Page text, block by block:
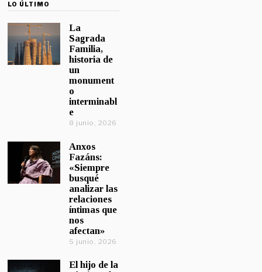
LO ÚLTIMO
La
Sagrada
Familia,
historia de
un
monument
o
interminabl
e
8 junio, 2026
Anxos
Fazáns:
«Siempre
busqué
analizar las
relaciones
íntimas que
nos
afectan»
5 junio, 2026
El hijo de la